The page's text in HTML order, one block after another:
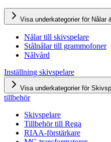
Visa underkategorier för Nålar
Nålar till skivspelare
Stålnålar till grammofoner
Nålvård
Inställning skivspelare
Visa underkategorier för
tillbehör
Skivspelare
Tillbehör till Rega
RIAA-förstärkare